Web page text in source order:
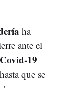
ha
ante el
Covid-19
que se